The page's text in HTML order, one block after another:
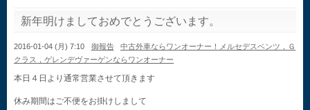
新年明けましておめでとうございます。
2016-01-04 (月) 7:10 御報告
中古外車ならワンオーナー！メルセデスベンツ，Ｇ
クラス，ゲレンデヴァーゲンならワンオーナー
本日４日より通常営業させて頂きます
休み期間はご不便をお掛けしまして